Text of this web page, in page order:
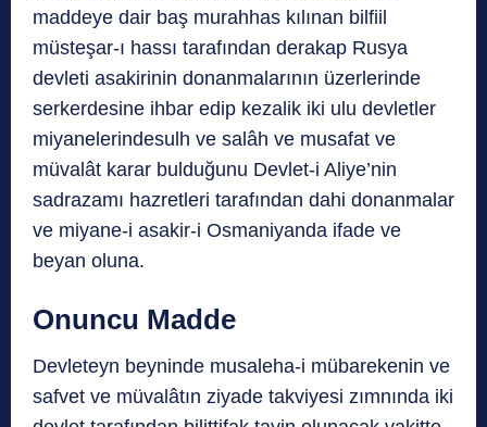
maddeye dair baş murahhas kılınan bilfiil
müsteşar-ı hassı tarafından derakap Rusya
devleti asakirinin donanmalarının üzerlerinde
serkerdesine ihbar edip kezalik iki ulu devletler
miyanelerindesulh ve salâh ve musafat ve
müvalât karar bulduğunu Devlet-i Aliye’nin
sadrazamı hazretleri tarafından dahi donanmalar
ve miyane-i asakir-i Osmaniyanda ifade ve
beyan oluna.
Onuncu Madde
Devleteyn beyninde musaleha-i mübarekenin ve
safvet ve müvalâtın ziyade takviyesi zımnında iki